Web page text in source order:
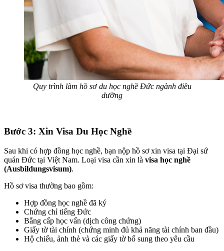
Quy trình làm hồ sơ du học nghề Đức ngành điều
dưỡng
Bước 3: Xin Visa Du Học Nghề
Sau khi có hợp đồng học nghề, bạn nộp hồ sơ xin visa tại Đại sứ
quán Đức tại Việt Nam. Loại visa cần xin là visa học nghề
(Ausbildungsvisum).
Hồ sơ visa thường bao gồm:
Hợp đồng học nghề đã ký
Chứng chỉ tiếng Đức
Bằng cấp học vấn (dịch công chứng)
Giấy tờ tài chính (chứng minh đủ khả năng tài chính ban đầu)
Hộ chiếu, ảnh thẻ và các giấy tờ bổ sung theo yêu cầu